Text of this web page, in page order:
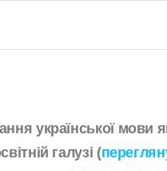
української мови
галузі (